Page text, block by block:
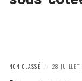
POSTED
NON CLASSÉ
POSTED
28